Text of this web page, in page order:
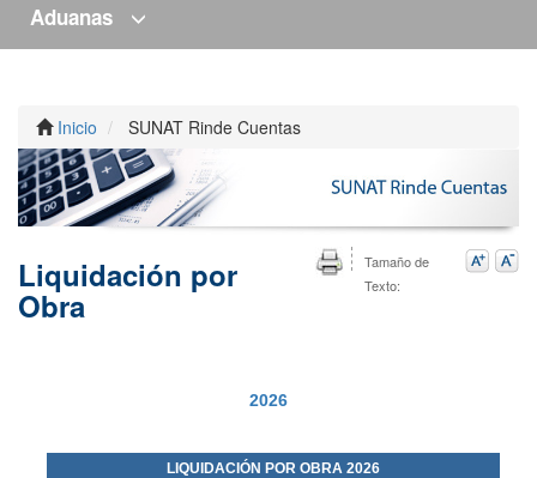
Aduanas
Inicio SUNAT Rinde Cuentas
Tamaño de
Texto:
Liquidación por
Obra
2026
LIQUIDACIÓN POR OBRA 2026